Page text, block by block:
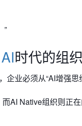
”
AI时代的组
业必须从“AI增强思
Native组织则正在